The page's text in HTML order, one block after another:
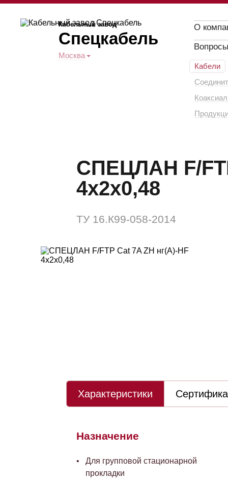
Кабельный завод
Спецкабель
Москва
О
Кабели
СПЕЦЛАН F/
4x2x0,48
ТУ 16.К99-058-2014
Характеристики
Назначение
Для групповой стационарной
прокладки